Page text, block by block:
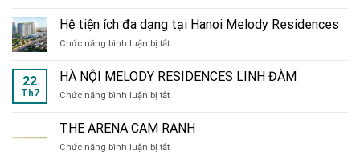
Xiển
ÁN
VLASTA
SẦM
Hệ tiện ích đa dạng tại Hanoi Melody Residences
Chức năng bình luận bị tắtở
tiện
ích
đa
tại
Melody
22
Th7
HÀ NỘI MELODY RESIDENCES LINH ĐÀM
Chức năng bình luận bị tắtở
NỘI
MELODY
RESIDENCES
THE ARENA CAM RANH
Chức năng bình luận bị tắtở